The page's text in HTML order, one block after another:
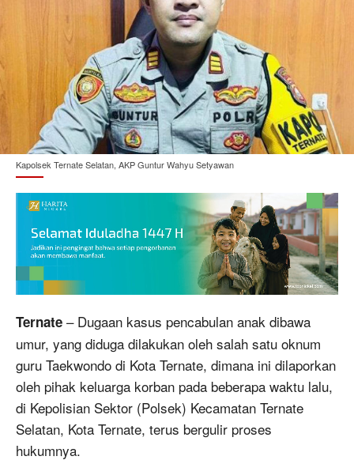
Kapolsek Ternate Selatan, AKP Guntur Wahyu Setyawan
Ternate – Dugaan kasus pencabulan anak dibawa
umur, yang diduga dilakukan oleh salah satu oknum
guru Taekwondo di Kota Ternate, dimana ini dilaporkan
oleh pihak keluarga korban pada beberapa waktu lalu,
di Kepolisian Sektor (Polsek) Kecamatan Ternate
Selatan, Kota Ternate, terus bergulir proses
hukumnya.